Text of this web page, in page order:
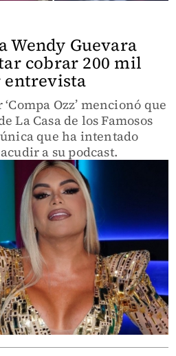
Wendy Guevara
cobrar 200 mil
entrevista
Ozz’ mencionó que
La Casa de los Famosos
que ha intentado
a su podcast.